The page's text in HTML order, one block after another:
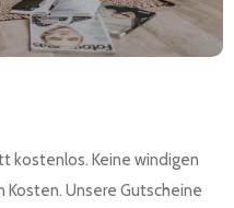
kostenlos. Keine windigen
Unsere Gutscheine